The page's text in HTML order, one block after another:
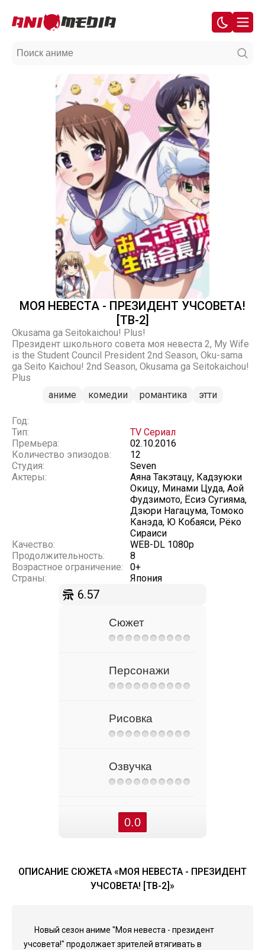
МОЯ НЕВЕСТА - ПРЕЗИДЕНТ УЧСОВЕТА!
[ТВ-2]
Okusama ga Seitokaichou! Plus!
Президент школьного совета моя невеста 2, My Wife
is the Student Council President 2nd Season, Oku-sama
ga Seito Kaichou! 2nd Season, Okusama ga Seitokaichou!
Plus
аниме
комедии романтика этти
Год:
Тип:
TV Сериал
Премьера:
02.10.2016
Количество эпизодов:
12
Студия:
Seven
Актеры:
Аяна Такэтацу, Кадзуюки
Окицу, Минами Цуда, Аой
Фудзимото, Ёсиэ Сугияма,
Дзюри Нагацума, Томоко
Канэда, Ю Кобаяси, Рёко
Сираиси
Качество:
WEB-DL 1080p
Продолжительность:
8
Возрастное ограничение:
0+
Страны:
Япония
6.57
Сюжет
Персонажи
Рисовка
Озвучка
0.0
ОПИСАНИЕ СЮЖЕТА «МОЯ НЕВЕСТА - ПРЕЗИДЕНТ
УЧСОВЕТА! [ТВ-2]»
Новый сезон аниме "Моя невеста - президент
учсовета!" продолжает зрителей втягивать в